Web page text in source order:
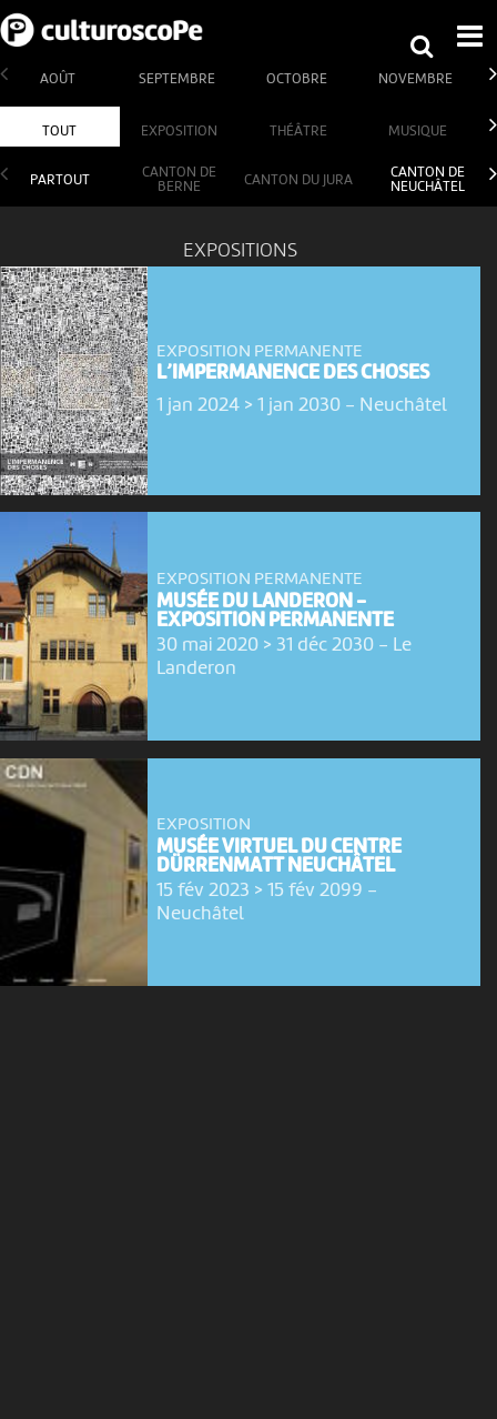
AOÛT SEPTEMBRE OCTOBRE NOVEMBRE
TOUT EXPOSITION THÉÂTRE MUSIQUE
PARTOUT
CANTON DE
BERNE
CANTON DU JURA
CANTON DE
NEUCHÂTEL
EXPOSITIONS
EXPOSITION PERMANENTE
L’IMPERMANENCE DES CHOSES
1 jan 2024 > 1 jan 2030- Neuchâtel
EXPOSITION PERMANENTE
MUSÉE DU LANDERON -
EXPOSITION PERMANENTE
30 mai 2020 > 31 déc 2030- Le
Landeron
EXPOSITION
MUSÉE VIRTUEL DU CENTRE
DÜRRENMATT NEUCHÂTEL
15 fév 2023 > 15 fév 2099 -
Neuchâtel